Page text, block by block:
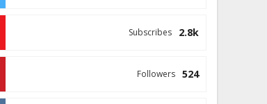
2.8k
Subscribes
524
Followers